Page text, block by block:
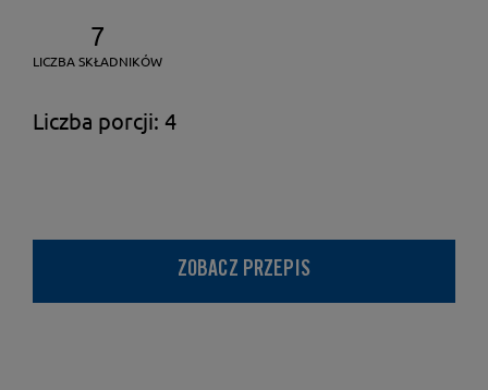
7
LICZBA SKŁADNIKÓW
Liczba porcji: 4
ZOBACZ PRZEPIS